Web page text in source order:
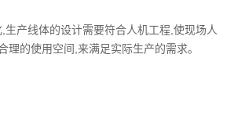
生产线体的设计需要符合人机工程,使现场人
理的使用空间,来满足实际生产的需求。